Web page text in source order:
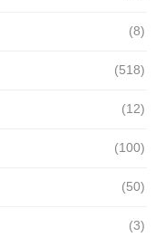
(8)
(518)
(12)
(100)
(50)
(3)